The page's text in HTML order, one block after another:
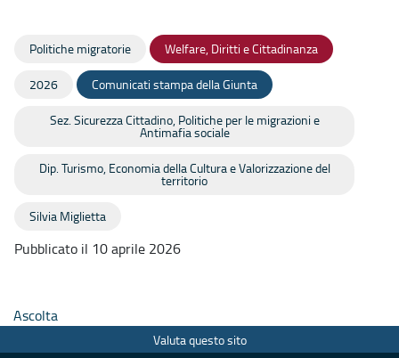
Politiche migratorie Welfare, Diritti e Cittadinanza
2026 Comunicati stampa della Giunta
Sez. Sicurezza Cittadino, Politiche per le migrazioni e
Antimafia sociale
Dip. Turismo, Economia della Cultura e Valorizzazione del
territorio
Silvia Miglietta
Pubblicato il 10 aprile 2026
Ascolta
Valuta questo sito